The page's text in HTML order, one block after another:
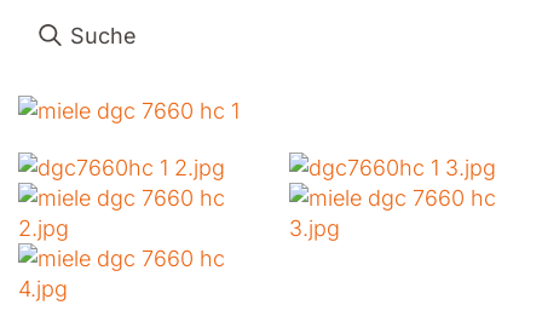
Suche